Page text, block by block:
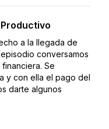
a la llegada de
conversamos
Se
y con ella el pago del
darte algunos